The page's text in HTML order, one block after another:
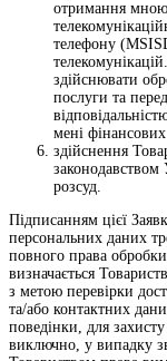
отримання мною
телефону
здійснювати
послуги та
мені
здійснення
законодавством
розсуд.
Підписанням цієї
персональних даних
повного права
визначається
з метою перевірки
та/або контактних
поведінки, для
виключно, у випадку